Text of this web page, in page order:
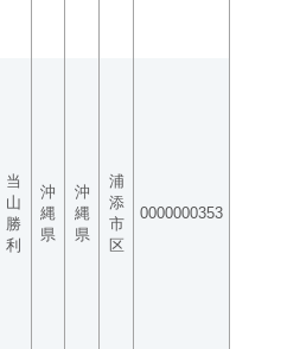
当
山
勝
利
沖
縄
県
沖
縄
県
浦
添
市
区
0000000353